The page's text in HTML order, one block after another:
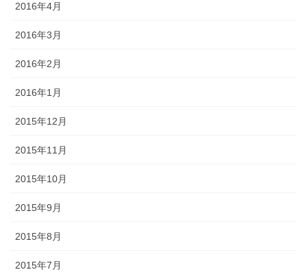
2016年4月
2016年3月
2016年2月
2016年1月
2015年12月
2015年11月
2015年10月
2015年9月
2015年8月
2015年7月